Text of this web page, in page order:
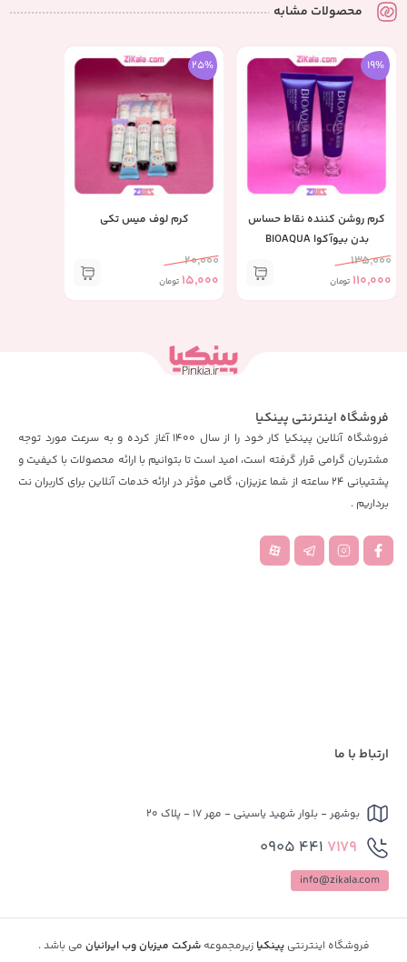
محصولات مشابه
19%
کرم روشن کننده نقاط حساس
بدن بیوآکوا BIOAQUA
135,000
110,000 تومان
25%
کرم لوف میس تکی
20,000
15,000 تومان
فروشگاه اینترنتی پینکیا
فروشگاه آنلاین پینکیا کار خود را از سال 1400 آغاز کرده و به سرعت مورد توجه
مشتریان گرامی قرار گرفته است، امید است تا بتوانیم با ارائه محصولات با کیفیت و
پشتیبانی 24 ساعته از شما عزیزان، گامی مؤثر در ارائه خدمات آنلاین برای کاربران نت
برداریم .
ارتباط با ما
بوشهر - بلوار شهید یاسینی - مهر 17 - پلاک 20
7179
info@zikala.com
فروشگاه اینترنتیپینکیا زیرمجموعهشرکت میزبان وب ایرانیان می باشد .